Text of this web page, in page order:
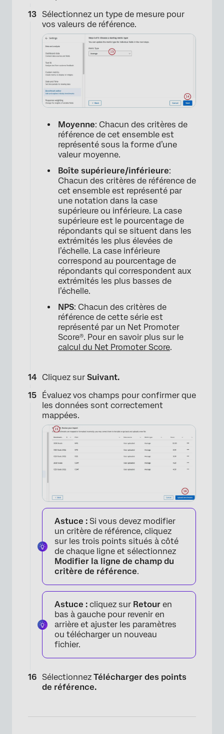
×
Sélectionnez un type de mesure pour
vos valeurs de référence.
×
Moyenne: Chacun des critères de
référence de cet ensemble est
représenté sous la forme d’une
valeur moyenne.
Boîte supérieure/inférieure:
Chacun des critères de référence de
cet ensemble est représenté par
une notation dans la case
supérieure ou inférieure. La case
supérieure est le pourcentage de
répondants qui se situent dans les
extrémités les plus élevées de
l’échelle. La case inférieure
correspond au pourcentage de
répondants qui correspondent aux
extrémités les plus basses de
l’échelle.
NPS: Chacun des critères de
référence de cette série est
représenté par un Net Promoter
Score®. Pour en savoir plus sur le
calcul du Net Promoter Score.
Cliquez sur Suivant.
Évaluez vos champs pour confirmer que
les données sont correctement
mappées.
Astuce : Si vous devez modifier
un critère de référence, cliquez
sur les trois points situés à côté
de chaque ligne et sélectionnez
Modifier la ligne de champ du
critère de référence.
Astuce : cliquez sur Retour en
bas à gauche pour revenir en
arrière et ajuster les paramètres
ou télécharger un nouveau
fichier.
Sélectionnez Télécharger des points
de référence.